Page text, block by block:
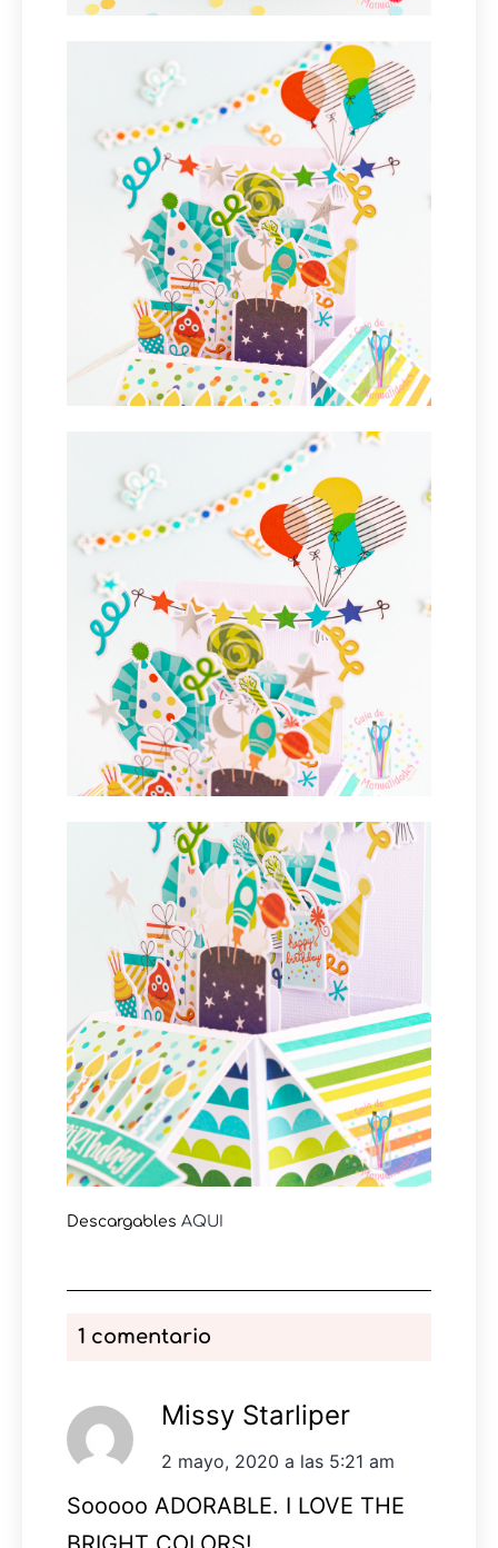
Descargables AQUI
1 comentario
Missy Starliper
2 mayo, 2020 a las 5:21 am
Sooooo ADORABLE. I LOVE THE